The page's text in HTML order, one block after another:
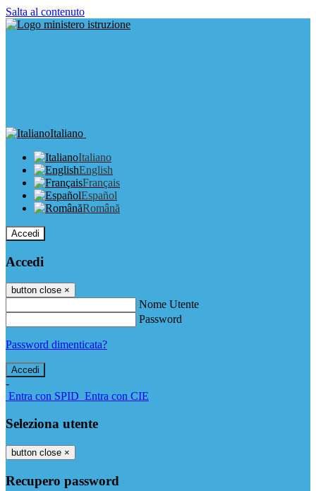
Salta al contenuto
Italiano
Italiano
English
Français
Español
Română
Accedi
Accedi
button close ×
Nome Utente
Password
Password dimenticata?
-
Entra con SPID Entra con CIE
Seleziona utente
button close ×
Recupero password